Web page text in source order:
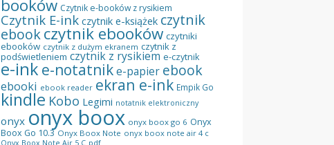
booków Czytnik e-booków z rysikiem
Czytnik E-ink czytnik e-książek czytnik
ebookczytnik ebooków czytniki
ebooków czytnik z dużym ekranem czytnik z
podświetleniem czytnik z rysikiem e-czytnik
e-ink e-notatnike-papier ebook
ebooki ebook reader ekran e-ink Empik Go
kindle Kobo Legimi notatnik elektroniczny
onyx onyx boox onyx boox go 6 Onyx
Boox Go 10.3 Onyx Boox Note onyx boox note air 4 c
Onyx Boox Note Air 5 C pdf